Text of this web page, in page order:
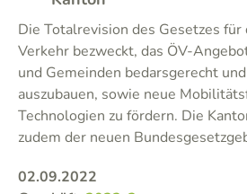
Die Totalrevision des Gesetzes
Verkehr bezweckt, das ÖV-
und Gemeinden bedarsgerecht
auszubauen, sowie neue
Technologien zu fördern. Die
zudem der neuen
02.09.2022